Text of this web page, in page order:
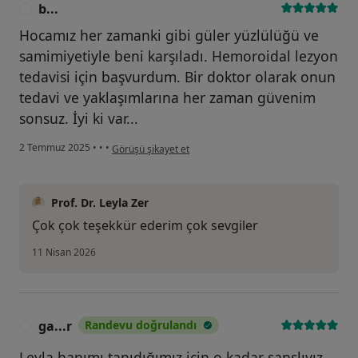
Eğitim ve Araştıma Hastanesi Tıp Dergisi, 49 (1),69-70,
2009.
D10. M. Kara, J. Sağıroğlu, Ü. Sekmen, G. Tellioğlu, L.
Özel, P.Seymen, İ. Titiz. Mekanik Çıkış Obstruksiyonu
Gelişmiş Periton Diyaliz Kateterlerinin Laparoskopik
26(3):136-140, 2010.
Yaşar. Kısmi Mide Rezeksiyonlularda Helicobacter
Pylori'nin Önemi". Türkiye Klinikleri J
b...
Hocamız her zamanki gibi güler yüzlülüğü ve
samimiyetiyle beni karşıladı. Hemoroidal lezyon
tedavisi için başvurdum. Bir doktor olarak onun
tedavi ve yaklaşımlarına her zaman güvenim
sonsuz. İyi ki var...
2 Temmuz 2025 • • • kullanıcının görüşüne göre b...
Görüşü şikayet et
Prof. Dr. Leyla Zer
Çok çok teşekkür ederim çok sevgiler
11 Nisan 2026
ga...r Randevu doğrulandı